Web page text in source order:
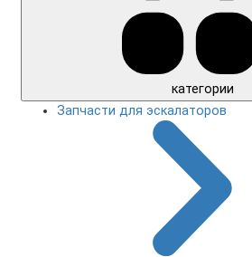
категории
Запчасти для эскалаторов